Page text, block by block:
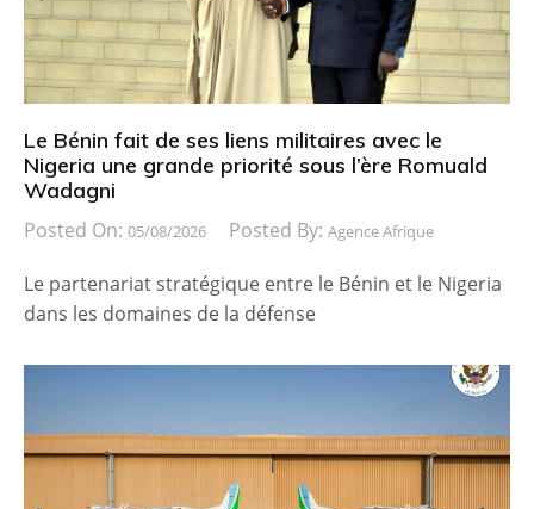
Le Bénin fait de ses liens militaires avec le
Nigeria une grande priorité sous l’ère Romuald
Wadagni
Posted On: 05/08/2026 Posted By: Agence Afrique
Le partenariat stratégique entre le Bénin et le Nigeria
dans les domaines de la défense